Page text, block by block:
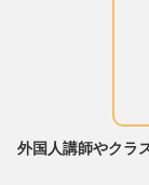
外国人講師やクラ